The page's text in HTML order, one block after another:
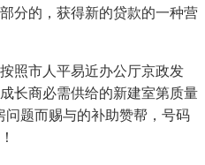
分的，获得新的贷款的一种营
照市人平易近办公厅京政发
长商必需供给的新建室第质量
题而赐与的补助赞帮，号码